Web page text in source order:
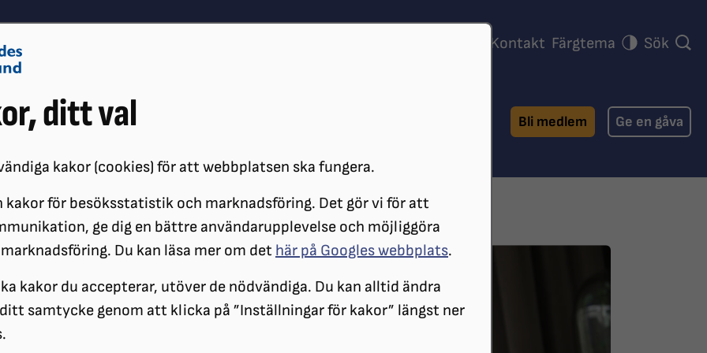
ditt val
kakor (cookies) för att webbplatsen ska fungera.
kakor för besöksstatistik och marknadsföring. Det gör vi för att
ge dig en bättre användarupplevelse och möjliggöra
Du kan läsa mer om det här på Googles webbplats.
kakor du accepterar, utöver de nödvändiga. Du kan alltid ändra
samtycke genom att klicka på ”Inställningar för kakor” längst ner
Kontakt Färgtema Sök
Påverkansarbete
Bli medlem Ge en gåva
DRAS IN - LIVET SÄTTS PÅ PAUS